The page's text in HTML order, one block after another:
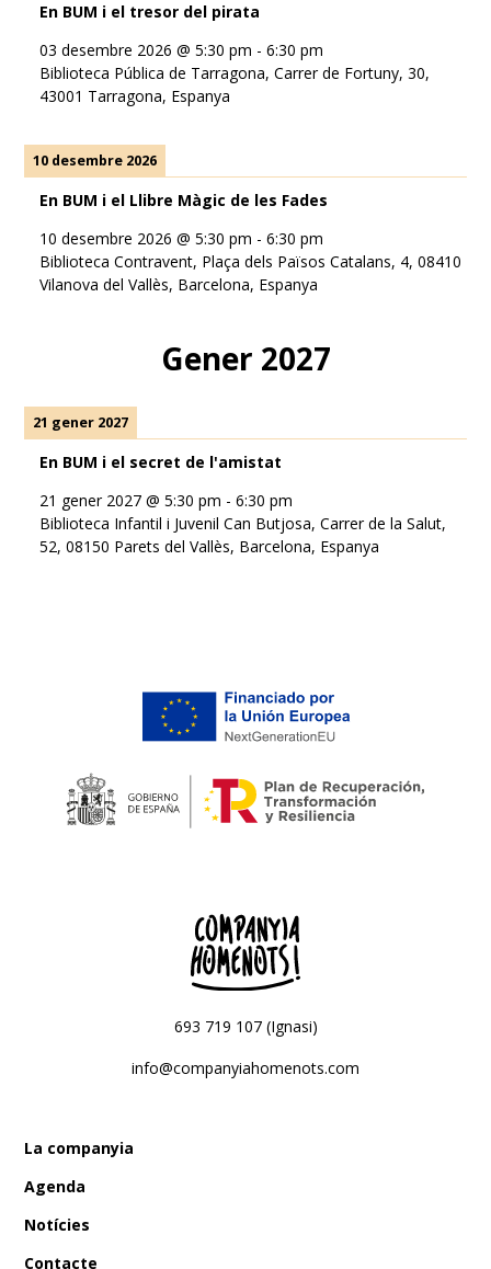
En BUM i el tresor del pirata
03 desembre 2026 @5:30 pm -6:30 pm
Biblioteca Pública de Tarragona, Carrer de Fortuny, 30,
43001 Tarragona, Espanya
10 desembre 2026
En BUM i el Llibre Màgic de les Fades
10 desembre 2026 @5:30 pm -6:30 pm
Biblioteca Contravent, Plaça dels Països Catalans, 4, 08410
Vilanova del Vallès, Barcelona, Espanya
Gener 2027
21 gener 2027
En BUM i el secret de l'amistat
21 gener 2027 @5:30 pm -6:30 pm
Biblioteca Infantil i Juvenil Can Butjosa, Carrer de la Salut,
52, 08150 Parets del Vallès, Barcelona, Espanya
693 719 107 (Ignasi)
info@companyiahomenots.com
La companyia
Agenda
Notícies
Contacte